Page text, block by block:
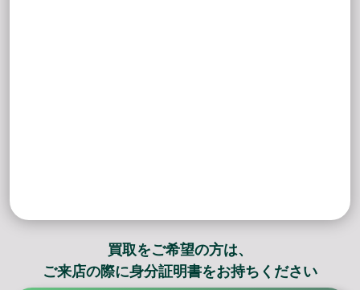
買取をご希望の方は、
ご来店の際に身分証明書をお持ちください